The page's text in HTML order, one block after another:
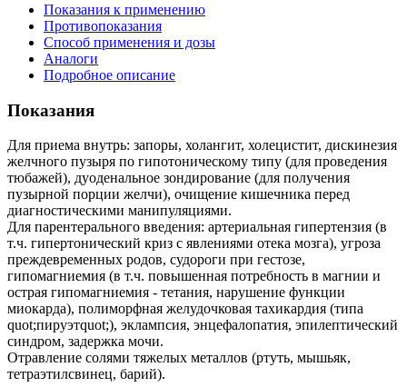
Показания к применению
Противопоказания
Способ применения и дозы
Аналоги
Подробное описание
Показания
Для приема внутрь: запоры, холангит, холецистит, дискинезия
желчного пузыря по гипотоническому типу (для проведения
тюбажей), дуоденальное зондирование (для получения
пузырной порции желчи), очищение кишечника перед
диагностическими манипуляциями.
Для парентерального введения: артериальная гипертензия (в
т.ч. гипертонический криз с явлениями отека мозга), угроза
преждевременных родов, судороги при гестозе,
гипомагниемия (в т.ч. повышенная потребность в магнии и
острая гипомагниемия - тетания, нарушение функции
миокарда), полиморфная желудочковая тахикардия (типа
quot;пируэтquot;), эклампсия, энцефалопатия, эпилептический
синдром, задержка мочи.
Отравление солями тяжелых металлов (ртуть, мышьяк,
тетраэтилсвинец, барий).